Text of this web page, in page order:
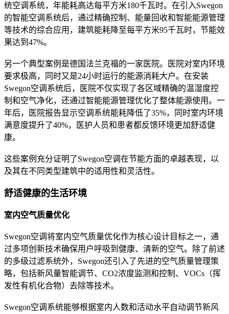
统空调系统，年能耗高达每平方米180千瓦时。在引入Swegon
的智能空调系统后，通过精确控制、能量回收和智能能源管理
等技术的综合应用，建筑能耗降至每平方米95千瓦时，节能效
果达到47%。
另一个典型案例是德国法兰克福的一家医院。医院对室内环境
要求极高，同时又是24小时运行的能源消耗大户。在安装
Swegon空调系统后，医院不仅实现了各区域精确的温湿度控
制和空气净化，还通过智能能源管理优化了整体能源使用。一
年后，医院报告显示空调系统能耗降低了35%，同时室内环境
满意度提升了40%，医护人员和患者都反馈环境更加舒适健
康。
这些案例充分证明了Swegon空调在节能方面的卓越表现，以
及其在不同类型建筑中的适用性和灵活性。
舒适健康的生活环境
室内空气质量优化
Swegon空调将室内空气质量优化作为核心设计目标之一，通
过多项创新技术确保用户呼吸到健康、清新的空气。除了前述
的多级过滤系统外，Swegon还引入了先进的空气质量管理策
略，包括新风量智能调节、CO2浓度监测和控制、VOCs（挥
发性有机化合物）去除等技术。
Swegon空调系统能够根据室内人数和活动水平自动调节新风